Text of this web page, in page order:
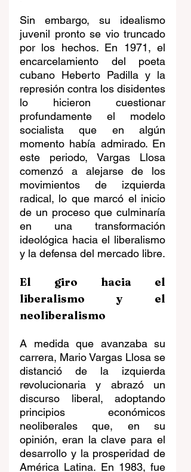
Sin embargo, su idealismo
juvenil pronto se vio truncado
por los hechos. En 1971, el
encarcelamiento del poeta
cubano Heberto Padilla y la
represión contra los disidentes
lo hicieron cuestionar
profundamente el modelo
socialista que en algún
momento había admirado. En
este periodo, Vargas Llosa
comenzó a alejarse de los
movimientos de izquierda
radical, lo que marcó el inicio
de un proceso que culminaría
en una transformación
ideológica hacia el liberalismo
y la defensa del mercado libre.
El giro hacia el
liberalismo y el
neoliberalismo
A medida que avanzaba su
carrera, Mario Vargas Llosa se
distanció de la izquierda
revolucionaria y abrazó un
discurso liberal, adoptando
principios económicos
neoliberales que, en su
opinión, eran la clave para el
desarrollo y la prosperidad de
América Latina. En 1983, fue